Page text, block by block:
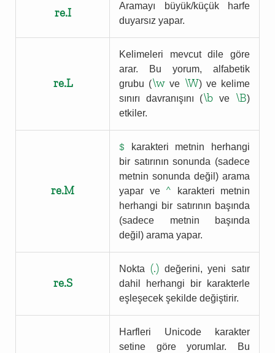
re.I
Aramayı büyük/küçük harfe
duyarsız yapar.
re.L
Kelimeleri mevcut dile göre
arar. Bu yorum, alfabetik
grubu (\w ve \W) ve kelime
sınırı davranışını (\b ve \B)
etkiler.
re.M
$ karakteri metnin herhangi
bir satırının sonunda (sadece
metnin sonunda değil) arama
yapar ve ^ karakteri metnin
herhangi bir satırının başında
(sadece metnin başında
değil) arama yapar.
re.S
Nokta (.)değerini, yeni satır
dahil herhangi bir karakterle
eşleşecek şekilde değiştirir.
Harfleri Unicode karakter
setine göre yorumlar. Bu